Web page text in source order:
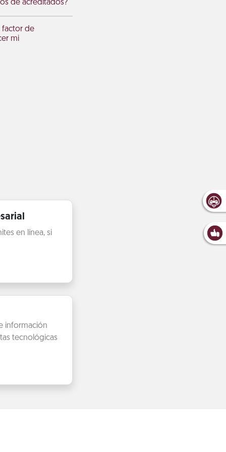
de acreditados?
factor de
mi
en línea, si
información
tecnológicas